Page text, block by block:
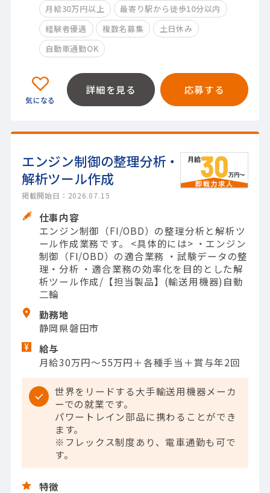
月給30万円以上
最寄り駅から徒歩10分以内
経験者優遇
複数名募集
土日休み
自動車通勤OK
詳細を見る 応募する
エンジン制御の整理分析・
解析ツール作成
掲載開始日：2026.07.15
仕事内容
エンジン制御（FI/OBD）の整理分析と解析ツ
ール作成業務です。 <具体的には> ・エンジン
制御（FI/OBD）の適合業務 ・試験データの整
理・分析 ・適合業務の効率化を目的とした解
析ツール作成/【担当製品】(輸送用機器)自動
二輪
勤務地
静岡県磐田市
給与
月給30万円～55万円＋各種手当＋賞与年2回
世界をリードする大手輸送用機器メーカ
ーでの就業です。
パワートレイン部品に携わることができ
ます。
※フレックス制度あり、電車通勤も可で
す。
特徴